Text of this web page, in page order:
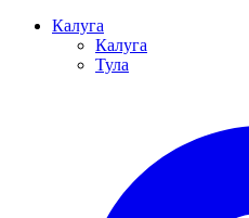
Калуга
Калуга
Тула